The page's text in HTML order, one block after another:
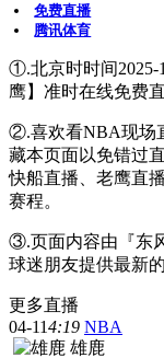
免费直播
腾讯体育
①.北京时时间2025-
鹰】准时在线免费直
②.喜欢看NBA现场
藏本页面以免错过
快船直播、老鹰直
赛程。
③.页面内容由『东
球迷朋友提供最新
更多直播
04-114:19 NBA
雄鹿